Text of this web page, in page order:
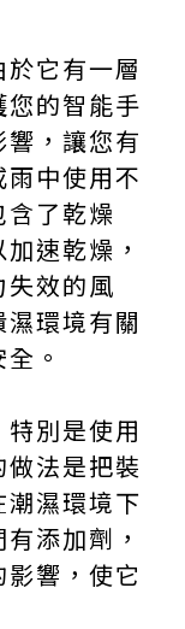
它有一層
的智能手
，讓您有
中使用不
了乾燥
速乾燥，
效的風
環境有關
。
別是使用
法是把裝
濕環境下
添加劑，
響，使它